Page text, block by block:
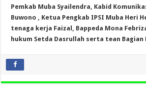
Pemkab Muba Syailendra, Kabid
Buwono , Ketua Pengkab IPSI Muba Heri
tenaga kerja Faizal, Bappeda Mona
hukum Setda Dasrullah serta tean Bagian